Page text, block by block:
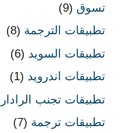
تسوق (9)
تطبيقات الترجمة (8)
تطبيقات السويد (6)
تطبيقات اندرويد (1)
تطبيقات تجنب
تطبيقات ترجمة (7)